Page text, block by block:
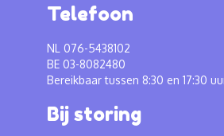
Telefoon
NL 076-5438102
BE 03-8082480
Bereikbaar tussen 8:30 en 17:30
Bij storing